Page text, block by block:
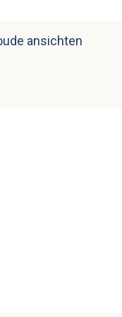
ansichten